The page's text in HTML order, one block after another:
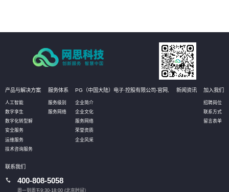
产品与解决方案
人工智能
数字孪生
数字化转型解
安全服务
运维服务
技术咨询服务
服务体系
服务级别
服务网络
PG（中国大陆）电子·控股有限公司-官网,
企业简介
企业文化
服务网络
荣誉资质
企业风采
新闻资讯 加入我们
招聘岗位
联系方式
留言表单
联系我们
400-808-5058
周一到周五9:30-18:00 (北京时间）